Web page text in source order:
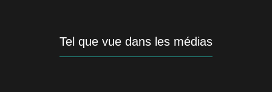
Tel que vue dans les médias